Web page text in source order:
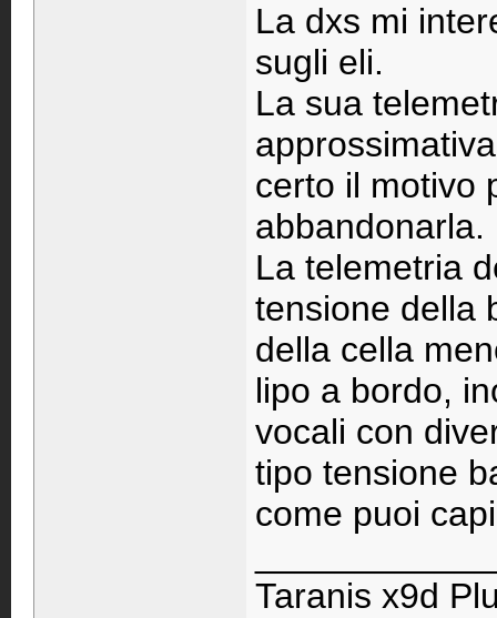
La dxs mi
sugli eli.
La sua
certo il motivo
abbandonarla.
La telemetria
tensione della
della cella
lipo a bordo,
vocali con
tipo tensione
come puoi
Taranis x9d